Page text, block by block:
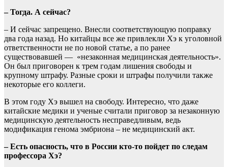
– Тогда. А сейчас?
– И сейчас запрещено. Внесли соответствующую поправку
два года назад. Но китайцы все же привлекли Хэ к уголовной
ответственности не по новой статье, а по ранее
существовавшей — «незаконная медицинская деятельность».
Он был приговорен к трем годам лишения свободы и
крупному штрафу. Разные сроки и штрафы получили также
некоторые его коллеги.
В этом году Хэ вышел на свободу. Интересно, что даже
китайские медики и ученые считали приговор за незаконную
медицинскую деятельность несправедливым, ведь
модификация генома эмбриона – не медицинский акт.
– Есть опасность, что в России кто-то пойдет по следам
профессора Хэ?